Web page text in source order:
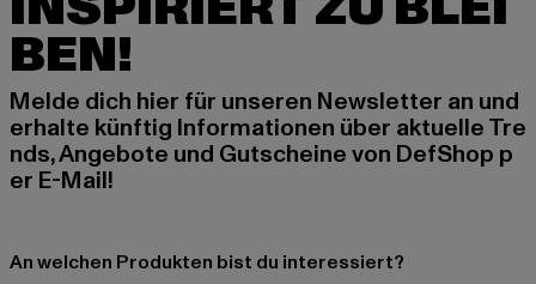
BEN!
Melde dich hier für unseren Newsletter an und
erhalte künftig Informationen über aktuelle Tre
nds, Angebote und Gutscheine von DefShop p
er E-Mail!
An welchen Produkten bist du interessiert?